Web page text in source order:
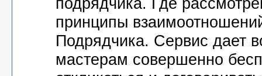
принципы
Подрядчика. Сервис дает
мастерам совершенно